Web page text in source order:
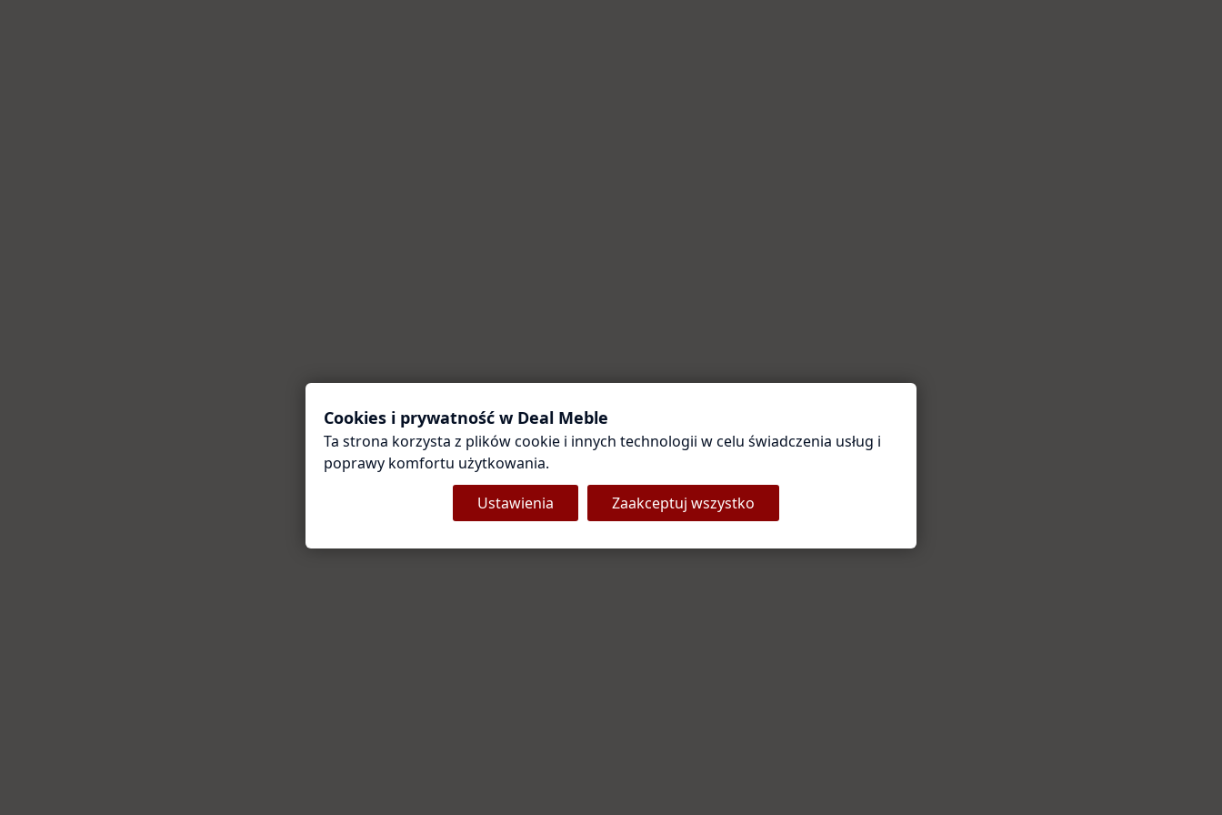
Coś poszło nie tak
Przepraszamy za utrudnienia. Odśwież stronę — zwykle to
Odśwież stronę Strona główna
Cookies i prywatność w Deal Meble
Ta strona korzysta z plików cookie i innych technologii w celu świadczenia usług i
poprawy komfortu użytkowania.
Ustawienia
Zaakceptuj wszystko